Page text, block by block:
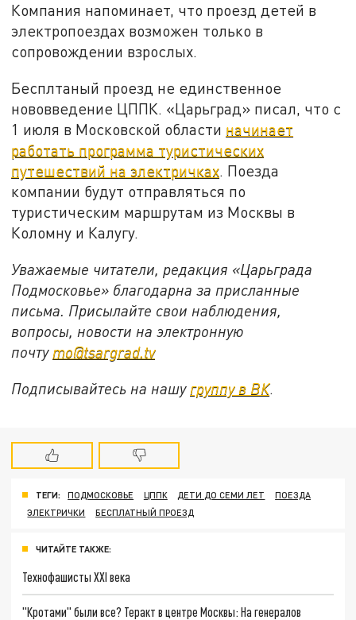
Компания напоминает, что проезд детей в
электропоездах возможен только в
сопровождении взрослых.
Бесплтаный проезд не единственное
нововведение ЦППК. «Царьград» писал, что с
1 июля в Московской области начинает
работать программа туристических
путешествий на электричках. Поезда
компании будут отправляться по
туристическим маршрутам из Москвы в
Коломну и Калугу.
Уважаемые читатели, редакция «Царьграда
Подмосковье» благодарна за присланные
письма. Присылайте свои наблюдения,
вопросы, новости на электронную
почту mo@tsargrad.tv
Подписывайтесь на нашу группу в ВК.
ТЕГИ: ПОДМОСКОВЬЕ ЦППК ДЕТИ ДО СЕМИ ЛЕТ
ПОЕЗДА
ЭЛЕКТРИЧКИ
БЕСПЛАТНЫЙ ПРОЕЗД
ЧИТАЙТЕ ТАКЖЕ:
Технофашисты XXI века
"Кротами" были все? Теракт в центре Москвы: На генералов